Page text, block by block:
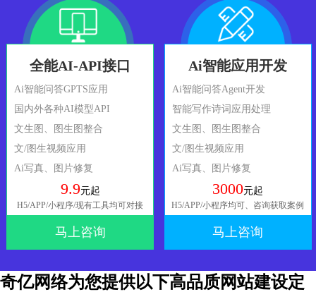
全能AI-API接口
Ai智能问答GPTS应用
国内外各种AI模型API
文生图、图生图整合
文/图生视频应用
Ai写真、图片修复
9.9元起
H5/APP/小程序/现有工具均可对接
马上咨询
Ai智能应用开发
Ai智能问答Agent开发
智能写作诗词应用处理
文生图、图生图整合
文/图生视频应用
Ai写真、图片修复
3000元起
H5/APP/小程序均可、咨询获取案例
马上咨询
奇亿网络为您提供以下高品质网站建设定